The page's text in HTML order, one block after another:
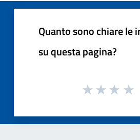
Quanto sono chiare le
su questa pagina?